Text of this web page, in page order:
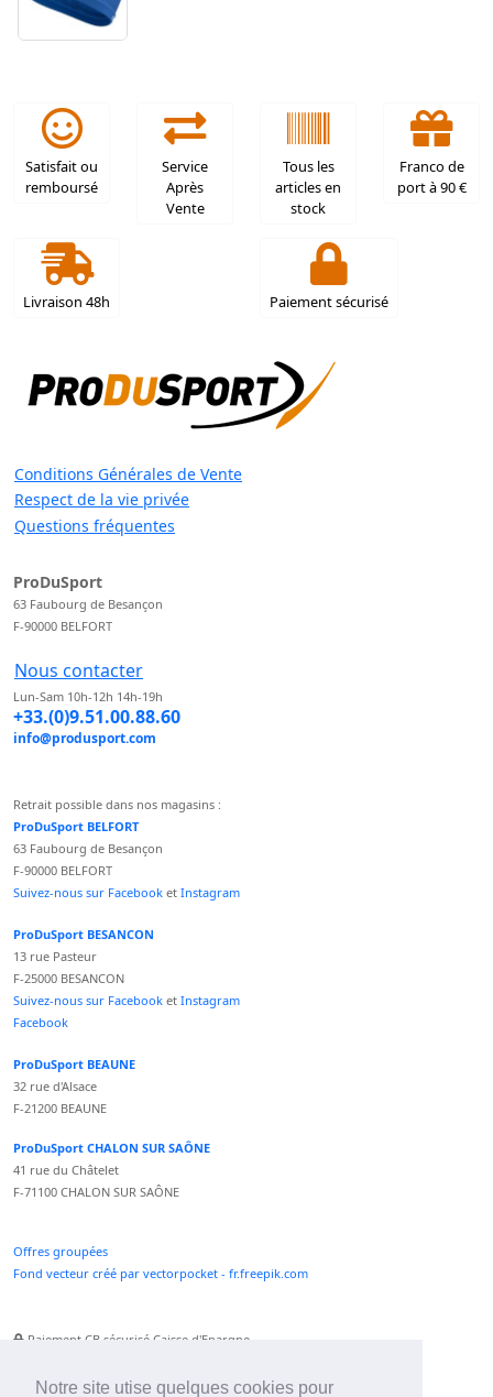
Notre site utise quelques cookies pour
Satisfait ou
remboursé
Service
Après
Vente
Tous les
articles en
stock
Franco de
port à 90 €
Livraison 48h Paiement sécurisé
Conditions Générales de Vente
Respect de la vie privée
Questions fréquentes
ProDuSport
63 Faubourg de Besançon
F-90000 BELFORT
Nous contacter
Lun-Sam 10h-12h 14h-19h
+33.(0)9.51.00.88.60
info@produsport.com
Retrait possible dans nos magasins :
ProDuSport BELFORT
63 Faubourg de Besançon
F-90000 BELFORT
Suivez-nous sur Facebook et Instagram
ProDuSport BESANCON
13 rue Pasteur
F-25000 BESANCON
Suivez-nous sur Facebook et Instagram
Facebook
ProDuSport BEAUNE
32 rue d'Alsace
F-21200 BEAUNE
ProDuSport CHALON SUR SAÔNE
41 rue du Châtelet
F-71100 CHALON SUR SAÔNE
Offres groupées
Fond vecteur créé par vectorpocket - fr.freepik.com
Paiement CB sécurisé Caisse d'Epargne
Paiement Paypal accepté